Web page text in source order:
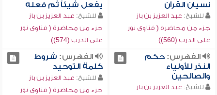
نسيان القرآن
للشيخ: عبد العزيز بن باز
جزء من محاضرة ( فتاوى نور
على الدرب (560))
يفعل شيئاً ثم فعله
للشيخ: عبد العزيز بن باز
جزء من محاضرة ( فتاوى نور
على الدرب (574))
الفهرس:حكم
النذر للأولياء
والصالحين
للشيخ: عبد العزيز بن باز
الفهرس: شروط
كلمة التوحيد
للشيخ: عبد العزيز بن باز
جزء من محاضرة ( فتاوى نور